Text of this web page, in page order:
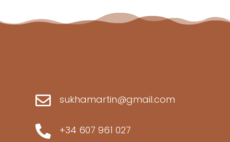
 sukhamartin@gmail.com
 +34 607 961 027